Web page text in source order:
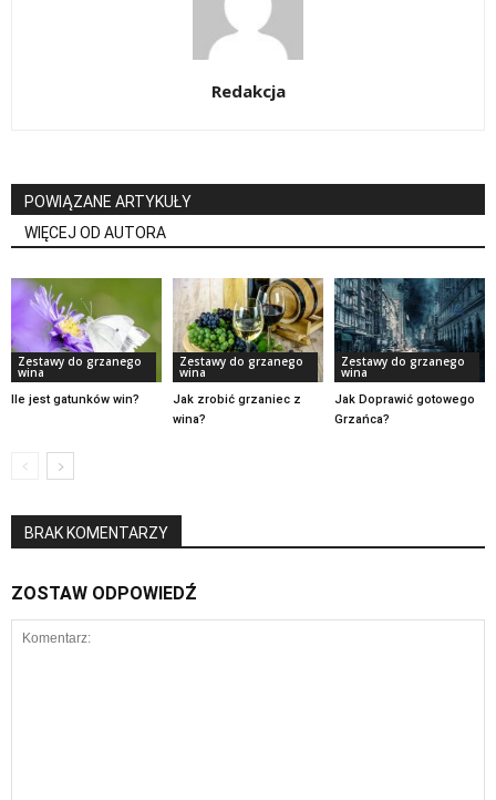
Redakcja
POWIĄZANE ARTYKUŁY
WIĘCEJ OD AUTORA
Zestawy do grzanego
wina
Ile jest gatunków win?
Zestawy do grzanego
wina
Jak zrobić grzaniec z
wina?
Zestawy do grzanego
wina
Jak Doprawić gotowego
Grzańca?
BRAK KOMENTARZY
ZOSTAW ODPOWIEDŹ